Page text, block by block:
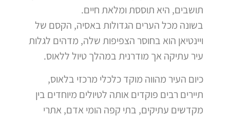
תושבים, היא תוססת ומלאת חיים.
בשונה מכל הערים הגדולות באסיה, הקסם של
ויינטיאן הוא בחוסר הצפיפות שלה, מדהים לגלות
עיר עתיקה אך מודרנית במהלך טיול ללאוס.
כיום העיר מהווה מוקד כלכלי מרכזי בלאוס,
תיירים רבים פוקדים אותה לטיולים מיוחדים בין
מקדשים עתיקים, בתי קפה הומי אדם, אתרי